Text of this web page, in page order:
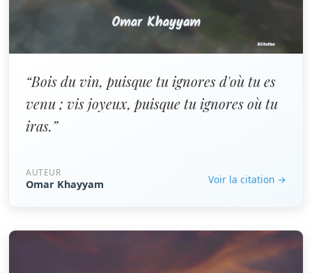
“Bois du vin, puisque tu ignores d'où tu es
venu ; vis joyeux, puisque tu ignores où tu
iras.”
AUTEUR
Omar Khayyam Voir la citation →